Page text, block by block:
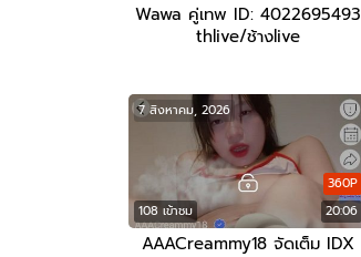
Wawa คู่เทพ ID: 4022695493
thlive/ช้างlive
108 เข้าชม 20:06
360P
7 สิงหาคม, 2026
AAACreammy18 จัดเต็ม IDX